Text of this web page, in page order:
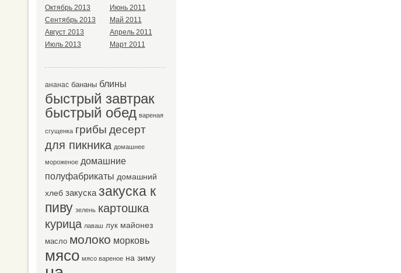
Октябрь 2013
Сентябрь 2013
Август 2013
Июль 2013
Июнь 2011
Май 2011
Апрель 2011
Март 2011
ананас бананы блины
быстрый завтрак
быстрый обед вареная
сгущенка грибы десерт
для пикника домашнее
мороженое домашние
полуфабрикаты домашний
хлеб закуска закуска к
пиву зелень картошка
курица лаваш лук майонез
масло молоко морковь
мясо мясо вареное на зиму